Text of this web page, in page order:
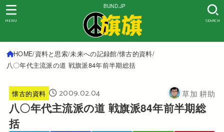
BUND.JP
SEARCH
MENU
HOME 資料と思索 未来への記録館 懐古的資料
八〇年代主流派の道 戦旗派84年前半期総括
懐古的資料 2009.02.04 草加 耕助
八〇年代主流派の道 戦旗派84年前半期総
括